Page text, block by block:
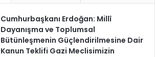
Cumhurbaşkanı Erdoğan: Millî
Dayanışma ve Toplumsal
Bütünleşmenin Güçlendirilmesine Dair
Kanun Teklifi Gazi Meclisimizin